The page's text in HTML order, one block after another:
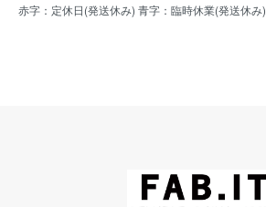
赤字：定休日(発送休み) 青字：臨時休業(発送休み)